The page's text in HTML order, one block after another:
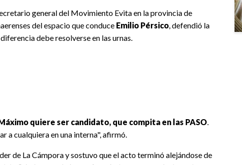
general del Movimiento Evita en la provincia de
del espacio que conduce Emilio Pérsico, defendió la
debe resolverse en las urnas.
quiere ser candidato, que compita en las PASO.
a cualquiera en una interna", afirmó.
de La Cámpora y sostuvo que el acto terminó alejándose de